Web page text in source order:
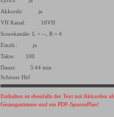
▼
Akkorde: ja
VH Kanal: 16VH
Scorekanäle: L = --, R = 4
Einzlr.: ja
Takte: 100
Dauer: 3:44 min
Schöner Hit!
Enthalten ist ebenfalls der Text mit Akkorden
Gesangsstimme und ein PDF-SpurenPlan!